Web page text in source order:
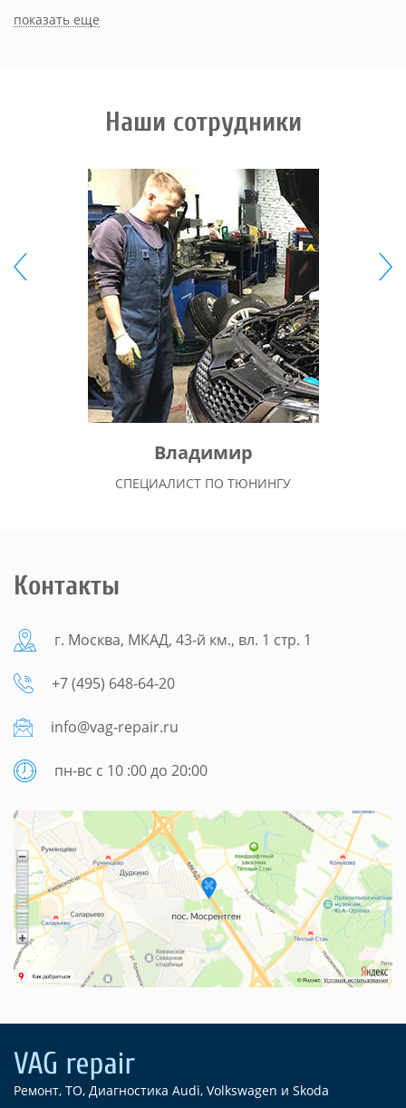
показать еще
Наши сотрудники
Владимир
СПЕЦИАЛИСТ ПО ТЮНИНГУ
Контакты
г. Москва, МКАД, 43-й км., вл. 1 стр. 1
+7 (495) 648-64-20
info@vag-repair.ru
пн-вс с 10 :00 до 20:00
Ремонт, ТО, Диагностика Audi, Volkswagen и Skoda